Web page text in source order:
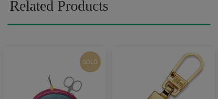
Related Products
SOLD